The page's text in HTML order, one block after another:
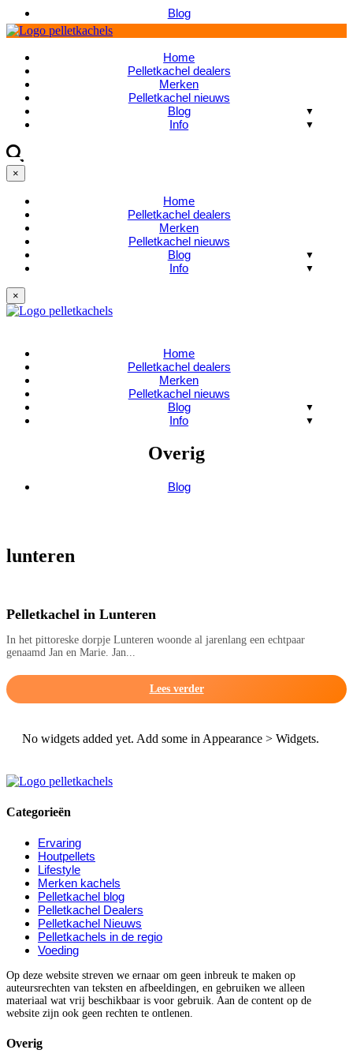
Blog
Home
Pelletkachel dealers
Merken
Pelletkachel nieuws
Blog
Info
×
Home
Pelletkachel dealers
Merken
Pelletkachel nieuws
Blog
Info
×
Home
Pelletkachel dealers
Merken
Pelletkachel nieuws
Blog
Info
Overig
Blog
lunteren
Pelletkachel in Lunteren
In het pittoreske dorpje Lunteren woonde al jarenlang een echtpaar
genaamd Jan en Marie. Jan...
Lees verder
No widgets added yet. Add some in Appearance > Widgets.
Categorieën
Ervaring
Houtpellets
Lifestyle
Merken kachels
Pelletkachel blog
Pelletkachel Dealers
Pelletkachel Nieuws
Pelletkachels in de regio
Voeding
Op deze website streven we ernaar om geen inbreuk te maken op
auteursrechten van teksten en afbeeldingen, en gebruiken we alleen
materiaal wat vrij beschikbaar is voor gebruik. Aan de content op de
website zijn ook geen rechten te ontlenen.
Overig